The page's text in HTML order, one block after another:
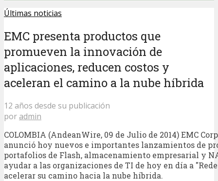
Últimas noticias
EMC presenta productos que
promueven la innovación de
aplicaciones, reducen costos y
aceleran el camino a la nube híbrida
12 años desde su publicación
poradmin
COLOMBIA (AndeanWire, 09 de Julio de 2014) EMC
anunció hoy nuevos e importantes lanzamientos de
portafolios de Flash, almacenamiento empresarial y
ayudar a las organizaciones de TI de hoy en día a
acelerar su camino hacia la nube híbrida.